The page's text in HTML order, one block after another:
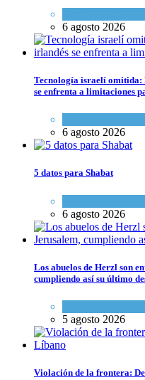
6 agosto 2026
Tecnología israelí omitida:
se enfrenta a limitaciones
6 agosto 2026
5 datos para Shabat
6 agosto 2026
Los abuelos de Herzl son
cumpliendo así su último
5 agosto 2026
Violación de la frontera: